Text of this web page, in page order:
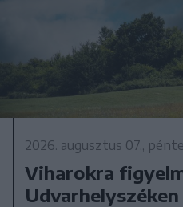
2026. augusztus 07.,
Viharokra
Udvarhelyszéken